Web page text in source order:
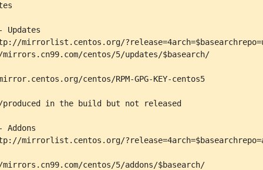
Updates
mirrorlist.centos.org/
centos/5/updates/$basearch/
centos/RPM-GPG-KEY-centos5
produced in the build but not released
Addons
mirrorlist.centos.org/
centos/5/addons/$basearch/